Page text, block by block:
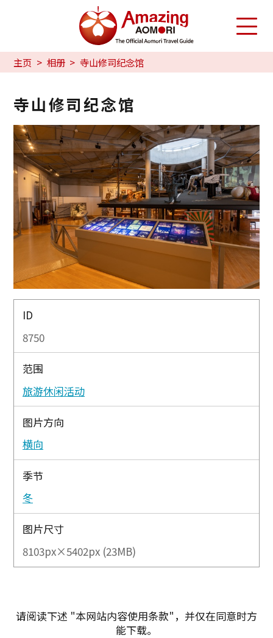
主页 相册 寺山修司纪念馆
寺山修司纪念馆
ID
8750
范围
旅游休闲活动
图片方向
横向
季节
冬
图片尺寸
8103px×5402px (23MB)
请阅读下述 "本网站内容使用条款"，并仅在同意时方
能下载。